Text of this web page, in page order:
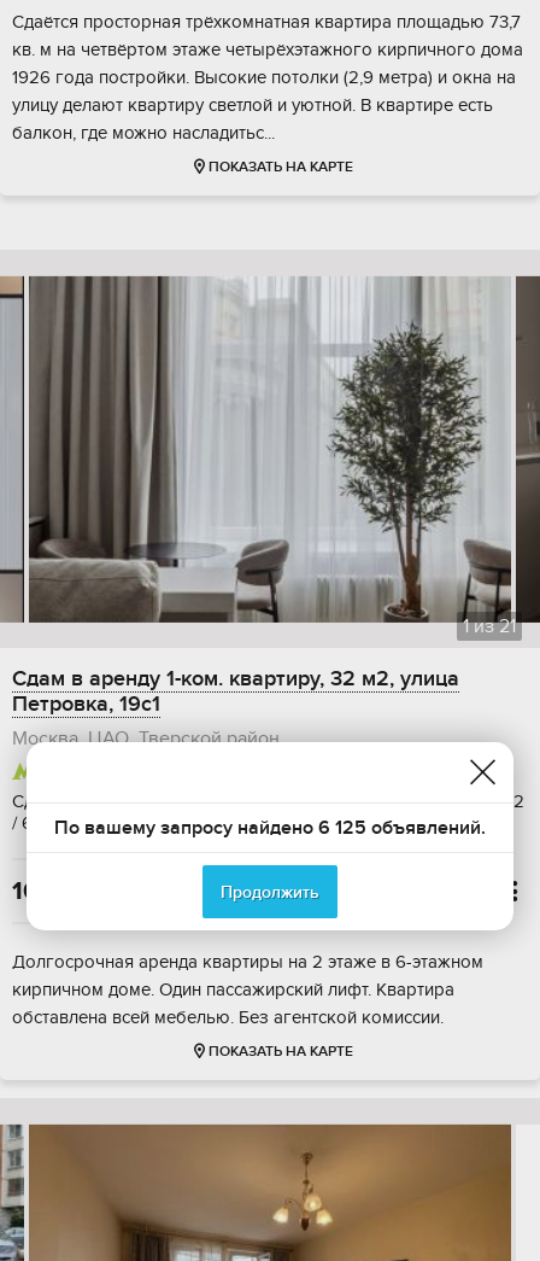
Сдаётся просторная трёхкомнатная квартира площадью 73,7
кв. м на четвёртом этаже четырёхэтажного кирпичного дома
1926 года постройки. Высокие потолки (2,9 метра) и окна на
улицу делают квартиру светлой и уютной. В квартире есть
балкон, где можно насладитьс...
ПОКАЗАТЬ НА КАРТЕ
1из21
Сдам в аренду 1-ком. квартиру, 32 м2, улица
Петровка, 19с1
Москва, ЦАО, Тверской район
Сдается: на длительный срок, Общая площадь: 32 м2, Этаж: 2
/ 6, С мебелью
160 000
Долгосрочная аренда квартиры на 2 этаже в 6-этажном
кирпичном доме. Один пассажирский лифт. Квартира
обставлена всей мебелью. Без агентской комиссии.
ПОКАЗАТЬ НА КАРТЕ
По вашему запросу найдено 6 125 объявлений.
Продолжить